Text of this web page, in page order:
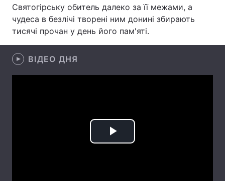
Здоров'я Туризм
Цікавинки Погода
Екологія
Лонгріди
Святогірську обитель далеко за її межами, а
чудеса в безлічі творені ним донині збирають
тисячі прочан у день його пам'яті.
ВІДЕО ДНЯ
Play